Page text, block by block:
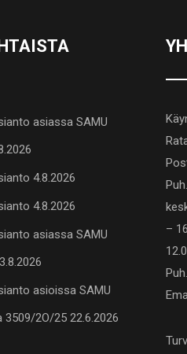
asiassa SAMU
4.8.2026
4.8.2026
asiassa SAMU
asioissa SAMU
3509/2O/25 22.6.2026
–